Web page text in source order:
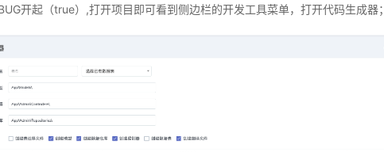
开起（true）,打开项目即可看到侧边栏的开发工具菜单，打开代码生成器；